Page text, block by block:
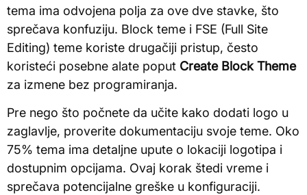
tema ima odvojena polja za ove dve stavke, što
sprečava konfuziju. Block teme i FSE (Full Site
Editing) teme koriste drugačiji pristup, često
koristeći posebne alate poput Create Block Theme
za izmene bez programiranja.
Pre nego što počnete da učite kako dodati logo u
zaglavlje, proverite dokumentaciju svoje teme. Oko
75% tema ima detaljne upute o lokaciji logotipa i
dostupnim opcijama. Ovaj korak štedi vreme i
sprečava potencijalne greške u konfiguraciji.